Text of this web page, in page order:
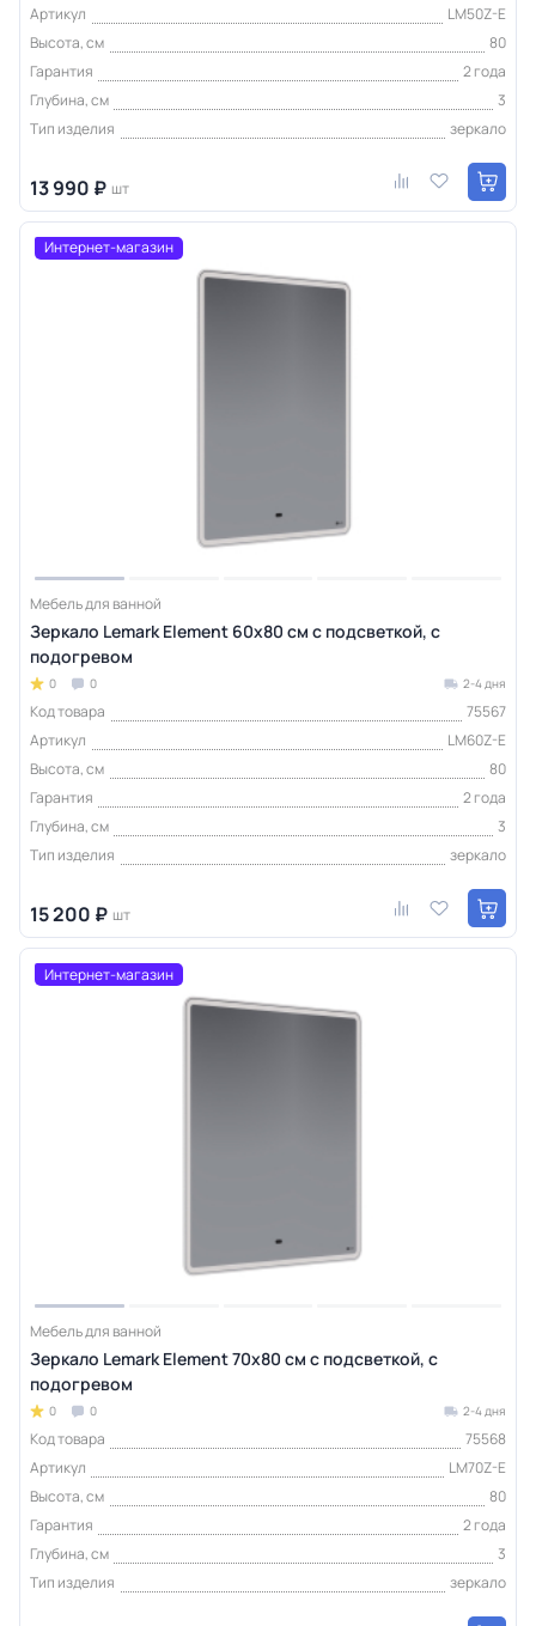
Артикул
LM50Z-E
Высота, см
80
Гарантия
2 года
Глубина, см
3
Тип изделия
зеркало
13 990 ₽ шт
Интернет-магазин
Мебель для ванной
Зеркало Lemark Element 60х80 см с подсветкой, с
подогревом
0 0 2-4 дня
Код товара
75567
Артикул
LM60Z-E
Высота, см
80
Гарантия
2 года
Глубина, см
3
Тип изделия
зеркало
15 200 ₽ шт
Интернет-магазин
Мебель для ванной
Зеркало Lemark Element 70х80 см с подсветкой, с
подогревом
0 0 2-4 дня
Код товара
75568
Артикул
LM70Z-E
Высота, см
80
Гарантия
2 года
Глубина, см
3
Тип изделия
зеркало